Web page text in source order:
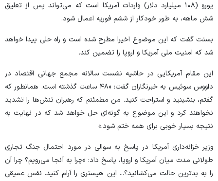
یورو (۱۰۸ میلیارد دلار) واردات آمریکا است که می‌تواند پس از تعلیق
شش ماهه، به طور خودکار از ششم فوریه اعمال شود.
بسنت گفت که این موضوع اخیرا مطرح شده است و راه حلی پیدا خواهد
شد که امنیت ملی آمریکا و اروپا را تضمین کند.
این مقام آمریکایی در حاشیه نشست سالانه مجمع جهانی اقتصاد در
داووس سوئیس به خبرنگاران گفت: «۴۸ ساعت گذشته است. همانطور که
گفتم، بنشینید و استراحت کنید. من مطمئنم که رهبران تنش‌ها را تشدید
نخواهند کرد و این موضوع به گونه‌ای حل خواهد شد که در نهایت به
نتیجه بسیار خوبی برای همه ختم شود.»
وزیر خزانه‌داری آمریکا در پاسخ به سوالی در مورد احتمال جنگ تجاری
طولانی مدت میان آمریکا و اروپا، پاسخ داد: «چرا به آنجا می‌رویم؟ چرا آن
را به بدترین حالت می‌کشانید؟... این هیستری را آرام کنید. نفس عمیقی